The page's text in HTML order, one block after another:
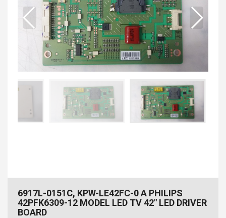
6917L-0151C, KPW-LE42FC-0 A PHILIPS
42PFK6309-12 MODEL LED TV 42" LED DRIVER
BOARD